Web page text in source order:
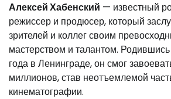
Алексей Хабенский — известный
режиссер и продюсер, который
зрителей и коллег своим
мастерством и талантом. Родившись
года в Ленинграде, он смог
миллионов, став неотъемлемой
кинематографии.